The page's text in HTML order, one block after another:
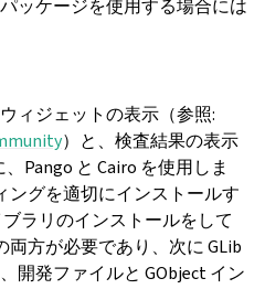
ッケージを使用する場合には
ィジェットの表示（参照:
）と、検査結果の表示
、Pango と Cairo を使用しま
ングを適切にインストールす
ラリのインストールをして
両方が必要であり、次に GLib
開発ファイルと GObject イン